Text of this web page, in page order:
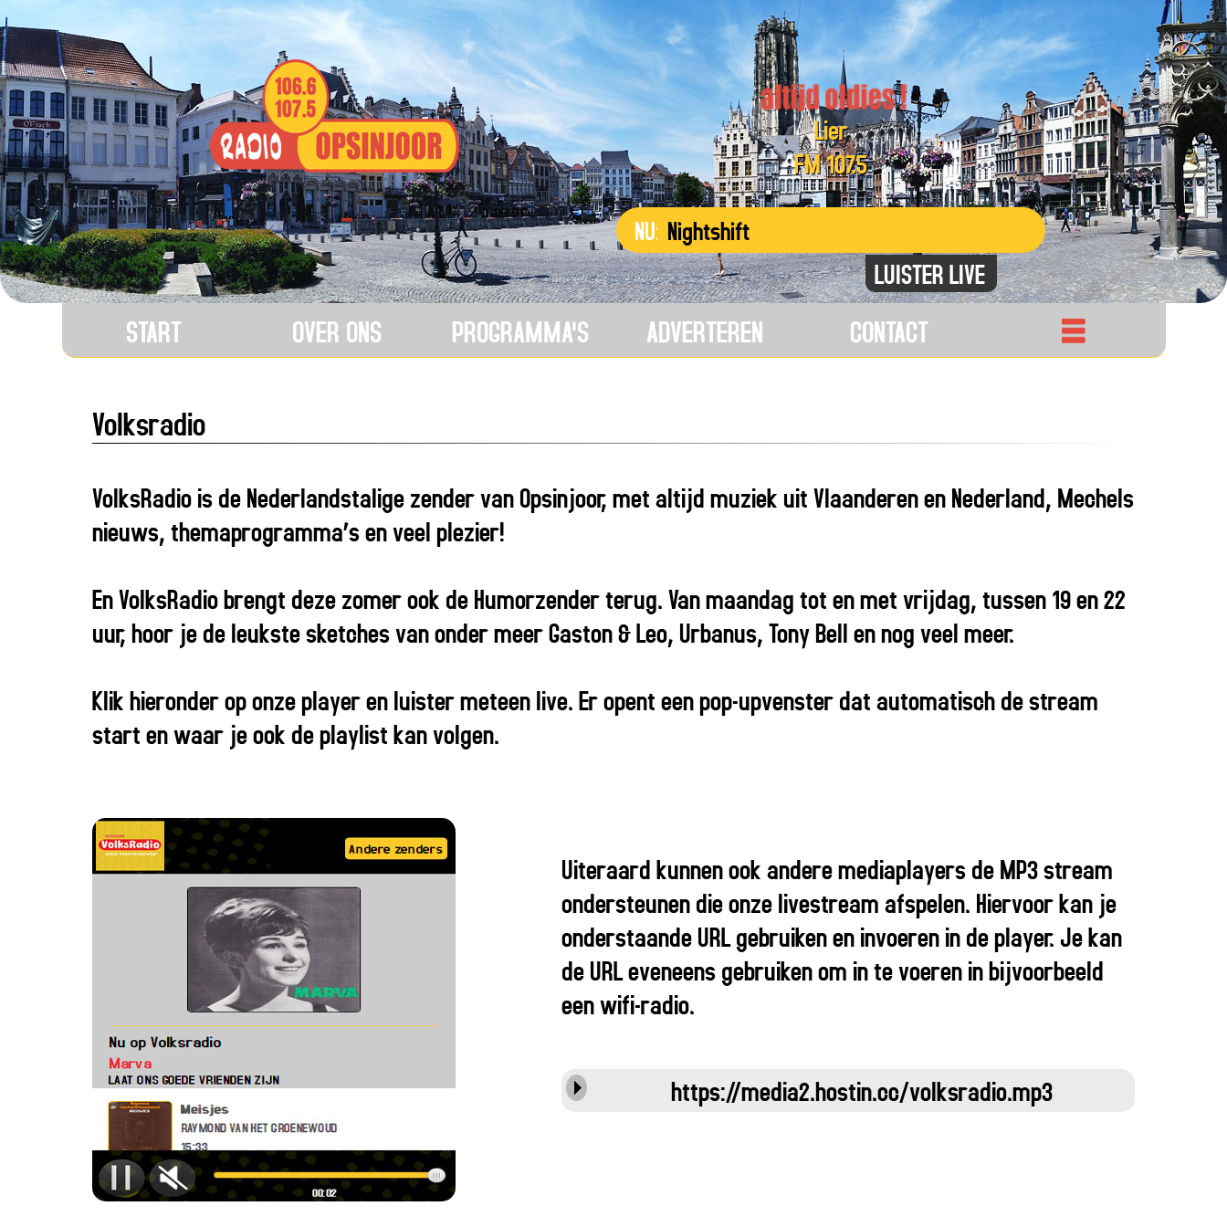
Mechelen
FM 106.6
Lier
FM 107.5
NU: Nightshift
LUISTER LIVE
START OVER ONS PROGRAMMA'S ADVERTEREN CONTACT
Volksradio
VolksRadio is de Nederlandstalige zender van Opsinjoor, met altijd muziek uit Vlaanderen en Nederland, Mechels
nieuws, themaprogramma’s en veel plezier!
En VolksRadio brengt deze zomer ook de Humorzender terug. Van maandag tot en met vrijdag, tussen 19 en 22
uur, hoor je de leukste sketches van onder meer Gaston & Leo, Urbanus, Tony Bell en nog veel meer.
Klik hieronder op onze player en luister meteen live. Er opent een pop-upvenster dat automatisch de stream
start en waar je ook de playlist kan volgen.
Uiteraard kunnen ook andere mediaplayers de MP3 stream
ondersteunen die onze livestream afspelen. Hiervoor kan je
onderstaande URL gebruiken en invoeren in de player. Je kan
de URL eveneens gebruiken om in te voeren in bijvoorbeeld
een wifi-radio.
https://media2.hostin.cc/volksradio.mp3